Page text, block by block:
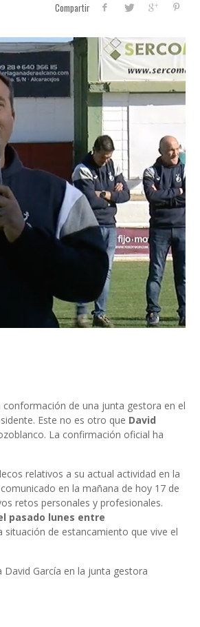
Compartir
de una junta gestora en el
Este no es otro que David
La confirmación oficial ha
relativos a su actual actividad en la
en la mañana de hoy 17 de
retos personales y profesionales.
pasado lunes entre
situación de estancamiento que vive el
García en la junta gestora